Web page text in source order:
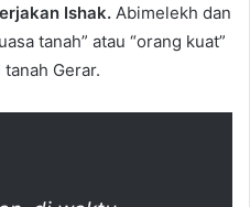
Ishak. Abimelekh dan
tanah” atau “orang kuat”
Gerar.